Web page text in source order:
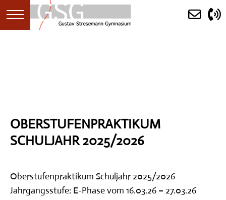
ANKÜNDIGUNGEN
KALENDER
(ERST)INFORMATION
OBERSTUFENPRAKTIKUM
SCHULJAHR 2025/2026
Oberstufenpraktikum Schuljahr 2025/2026
Jahrgangsstufe: E-Phase vom 16.03.26 – 27.03.26